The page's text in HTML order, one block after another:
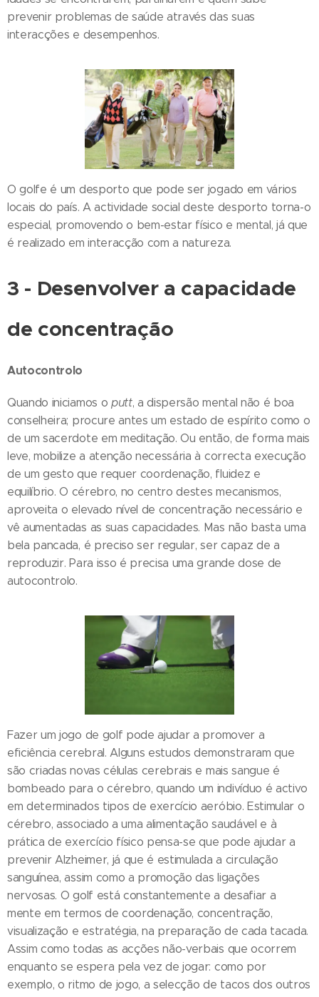
prevenir problemas de saúde através das suas
interacções e desempenhos.
O golfe é um desporto que pode ser jogado em vários
locais do país. A actividade social deste desporto torna-o
especial, promovendo o bem-estar físico e mental, já que
é realizado em interacção com a natureza.
3 - Desenvolver a capacidade
de concentração
Autocontrolo
Quando iniciamos o putt, a dispersão mental não é boa
conselheira; procure antes um estado de espírito como o
de um sacerdote em meditação. Ou então, de forma mais
leve, mobilize a atenção necessária à correcta execução
de um gesto que requer coordenação, fluidez e
equilíbrio. O cérebro, no centro destes mecanismos,
aproveita o elevado nível de concentração necessário e
vê aumentadas as suas capacidades. Mas não basta uma
bela pancada, é preciso ser regular, ser capaz de a
reproduzir. Para isso é precisa uma grande dose de
autocontrolo.
Fazer um jogo de golf pode ajudar a promover a
eficiência cerebral. Alguns estudos demonstraram que
são criadas novas células cerebrais e mais sangue é
bombeado para o cérebro, quando um indivíduo é activo
em determinados tipos de exercício aeróbio. Estimular o
cérebro, associado a uma alimentação saudável e à
prática de exercício físico pensa-se que pode ajudar a
prevenir Alzheimer, já que é estimulada a circulação
sanguínea, assim como a promoção das ligações
nervosas. O golf está constantemente a desafiar a
mente em termos de coordenação, concentração,
visualização e estratégia, na preparação de cada tacada.
Assim como todas as acções não-verbais que ocorrem
enquanto se espera pela vez de jogar: como por
exemplo, o ritmo de jogo, a selecção de tacos dos outros